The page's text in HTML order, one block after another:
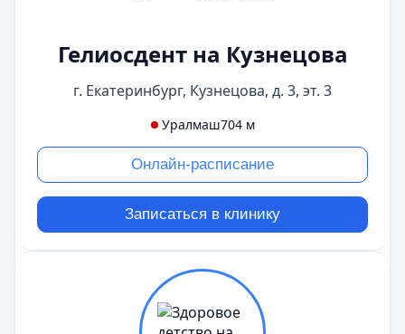
Гелиосдент на Кузнецова
г. Екатеринбург, Кузнецова, д. 3, эт. 3
Уралмаш704 м
Онлайн-расписание
Записаться в клинику